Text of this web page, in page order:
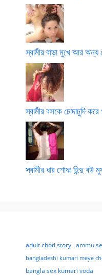
স্বামীর বাড়া মুখে আর অন্য
স্বামীর বসকে চোদাচুদি
স্বামীর ধার শোধঃ হিন্দু বউ
adult choti story ammu
bangladeshi kumari meye
bangla sex kumari voda